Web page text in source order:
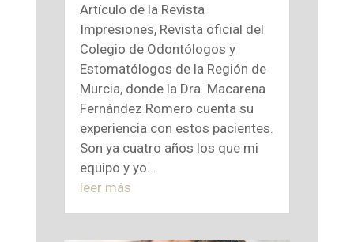
Artículo de la Revista
Impresiones, Revista oficial del
Colegio de Odontólogos y
Estomatólogos de la Región de
Murcia, donde la Dra. Macarena
Fernández Romero cuenta su
experiencia con estos pacientes.
Son ya cuatro años los que mi
equipo y yo...
leer más